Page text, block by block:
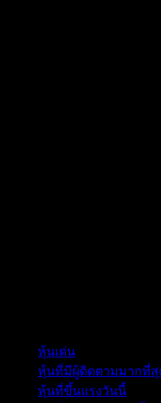
หุ้นเด่น
หุ้นที่มีผู้ติดตามมากที่สุ
หุ้นที่ขึ้นแรงวันนี้